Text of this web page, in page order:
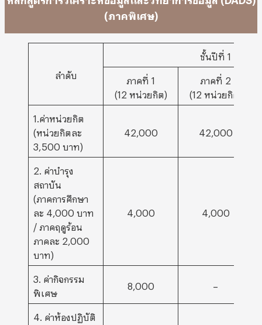
(ภาคพิเศษ)
ลำดับ
ชั้นปีที่ 1
ภาคที่ 1
(12 หน่วยกิต)
ภาคที่ 2
(12 หน่วยกิต)
1.ค่าหน่วยกิต
(หน่วยกิตละ
3,500 บาท)
42,000 42,000
2. ค่าบำรุง
สถาบัน
(ภาคการศึกษา
ละ 4,000 บาท
/ ภาคฤดูร้อน
ภาคละ 2,000
บาท)
4,000 4,000
3. ค่ากิจกรรม
พิเศษ
8,000
4. ค่าห้องปฏิบัติ